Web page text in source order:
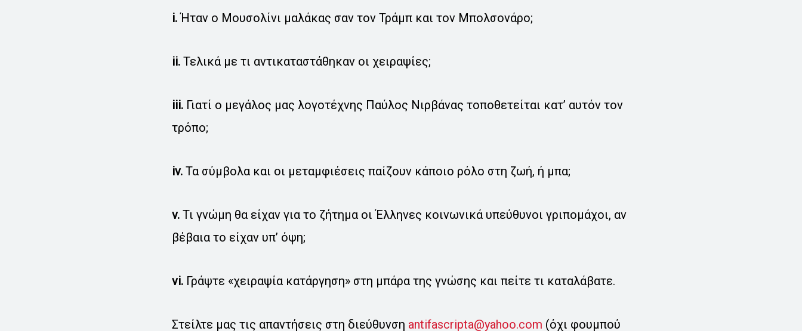
i.Ήταν ο Μουσολίνι μαλάκας σαν τον Τράμπ και τον Μπολσονάρο;
ii. Τελικά με τι αντικαταστάθηκαν οι χειραψίες;
iii. Γιατί ο μεγάλος μας λογοτέχνης Παύλος Νιρβάνας τοποθετείται κατ’ αυτόν τον
τρόπο;
iv. Τα σύμβολα και οι μεταμφιέσεις παίζουν κάποιο ρόλο στη ζωή, ή μπα;
v. Τι γνώμη θα είχαν για το ζήτημα οι Έλληνες κοινωνικά υπεύθυνοι γριπομάχοι, αν
βέβαια το είχαν υπ’ όψη;
vi. Γράψτε «χειραψία κατάργηση» στη μπάρα της γνώσης και πείτε τι καταλάβατε.
Στείλτε μας τις απαντήσεις στη διεύθυνση antifascripta@yahoo.com (όχι φουμπού